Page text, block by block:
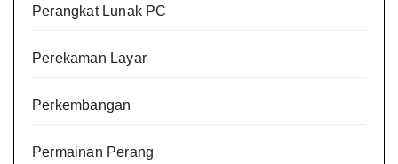
Perangkat Lunak PC
Perekaman Layar
Perkembangan
Permainan Perang